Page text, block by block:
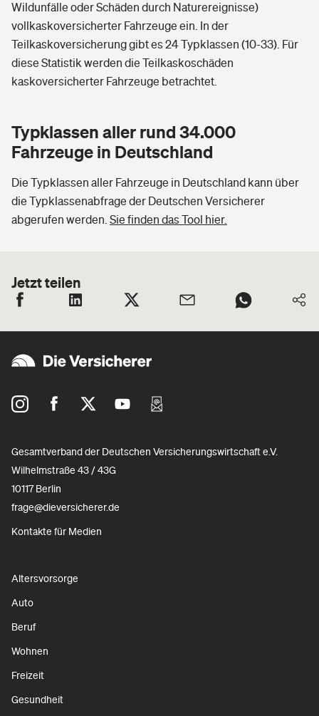
Wildunfälle oder Schäden durch Naturereignisse)
vollkaskoversicherter Fahrzeuge ein. In der
Teilkaskoversicherung gibt es 24 Typklassen (10-33). Für
diese Statistik werden die Teilkaskoschäden
kaskoversicherter Fahrzeuge betrachtet.
Typklassen aller rund 34.000
Fahrzeuge in Deutschland
Die Typklassen aller Fahrzeuge in Deutschland kann über
die Typklassenabfrage der Deutschen Versicherer
abgerufen werden. Sie finden das Tool hier.
Jetzt teilen
Gesamtverband der Deutschen Versicherungswirtschaft e.V.
Wilhelmstraße 43 / 43G
10117 Berlin
frage@dieversicherer.de
Kontakte für Medien
Altersvorsorge
Auto
Beruf
Wohnen
Freizeit
Gesundheit